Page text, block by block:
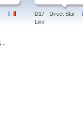
D17 - Direct Star
Live
-